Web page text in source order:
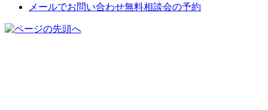
メールでお問い合わせ無料相談会の予約